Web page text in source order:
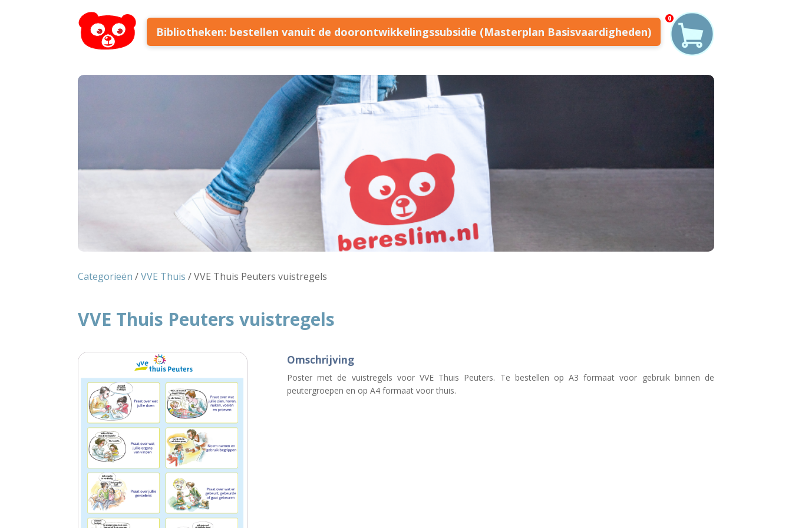
Bibliotheken: bestellen vanuit de doorontwikkelingssubsidie (Masterplan Basisvaardigheden)
0
Categorieën /VVE Thuis / VVE Thuis Peuters vuistregels
VVE Thuis Peuters vuistregels
Omschrijving
Poster met de vuistregels voor VVE Thuis Peuters. Te bestellen op A3 formaat voor gebruik binnen de
peutergroepen en op A4 formaat voor thuis.